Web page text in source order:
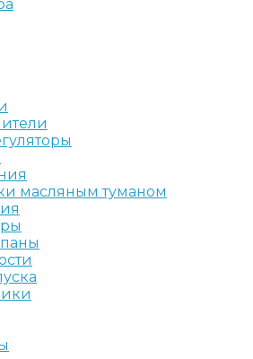
масляным туманом